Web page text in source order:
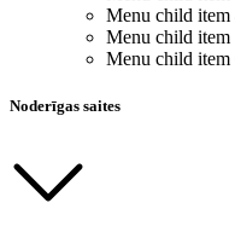
Menu child item
Menu child item
Menu child item
Noderīgas saites